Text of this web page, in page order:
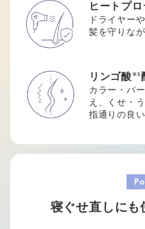
ヒートプ
ドライヤー
髪を守りな
リンゴ酸 ※5
カラー・パ
え、
くせ・
指通りの良
寝ぐせ直しにも